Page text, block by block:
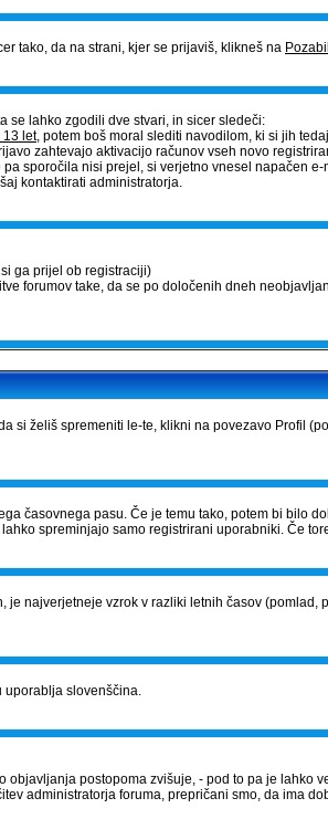
tako, da na strani, kjer se prijaviš, klikneš na
se lahko zgodili dve stvari, in sicer sledeči:
13 let, potem boš moral slediti navodilom, ki si jih
zahtevajo aktivacijo računov vseh novo
sporočila nisi prejel, si verjetno vnesel napačen
kontaktirati administratorja.
ga prijel ob registraciji)
forumov take, da se po določenih dneh
si želiš spremeniti le-te, klikni na povezavo Profil
časovnega pasu. Če je temu tako, potem bi bilo
spreminjajo samo registrirani uporabniki. Če
najverjetneje vzrok v razliki letnih časov
uporablja slovenščina.
postopoma zvišuje, - pod to pa je
administratorja foruma, prepričani smo, da ima